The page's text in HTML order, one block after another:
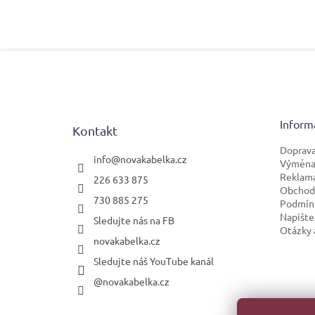
Kontakt
info@novakabelka.cz
226 633 875
730 885 275
Sledujte nás na FB
novakabelka.cz
Sledujte náš YouTube kanál
@novakabelka.cz
Otázky